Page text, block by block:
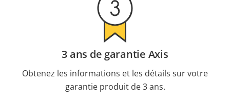
3 ans de garantie Axis
Obtenez les informations et les détails sur votre
garantie produit de 3 ans.